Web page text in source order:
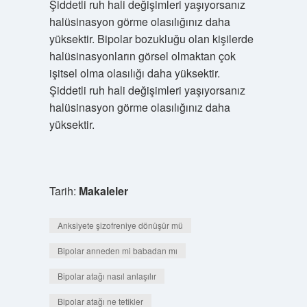
Şiddetli ruh hali değişimleri yaşıyorsanız
halüsinasyon görme olasılığınız daha
yüksektir. Bipolar bozukluğu olan kişilerde
halüsinasyonların görsel olmaktan çok
işitsel olma olasılığı daha yüksektir.
Şiddetli ruh hali değişimleri yaşıyorsanız
halüsinasyon görme olasılığınız daha
yüksektir.
Tarih: Makaleler
Anksiyete şizofreniye dönüşür mü
Bipolar anneden mi babadan mı
Bipolar atağı nasıl anlaşılır
Bipolar atağı ne tetikler